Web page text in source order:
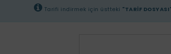
Tarifi indirmek için üstteki "TARİF